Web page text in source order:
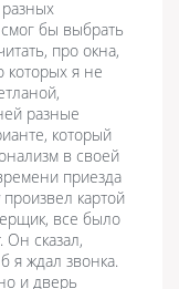
бы выбрать
про окна,
которых я не
разные
который
в своей
приезда
картой
все было
Он сказал,
я ждал звонка.
и дверь